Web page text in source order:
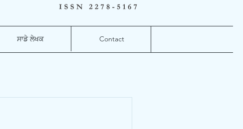
ਸਾਡੇ ਲੇਖਕ Contact